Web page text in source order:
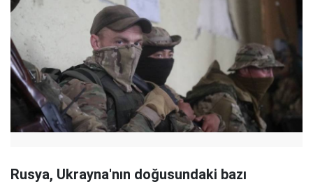
Rusya, Ukrayna'nın doğusundaki bazı